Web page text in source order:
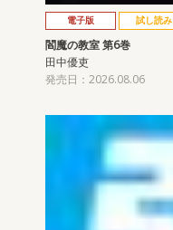
電子版 試し読み
閻魔の教室 第6巻
田中優吏
発売日：2026.08.06